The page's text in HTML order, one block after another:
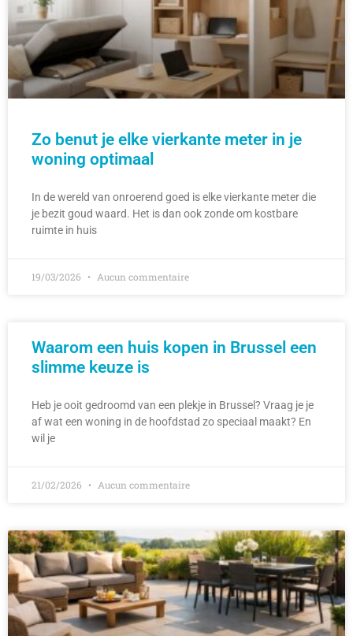
Zo benut je elke vierkante meter in je
woning optimaal
In de wereld van onroerend goed is elke vierkante meter die
je bezit goud waard. Het is dan ook zonde om kostbare
ruimte in huis
19/03/2026 Aucun commentaire
Waarom een huis kopen in Brussel een
slimme keuze is
Heb je ooit gedroomd van een plekje in Brussel? Vraag je je
af wat een woning in de hoofdstad zo speciaal maakt? En
wil je
21/02/2026 Aucun commentaire